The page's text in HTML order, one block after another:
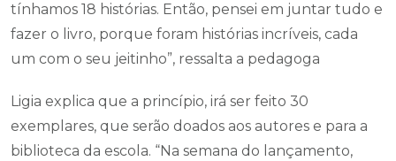
tínhamos 18 histórias. Então, pensei em juntar tudo e
fazer o livro, porque foram histórias incríveis, cada
um com o seu jeitinho”, ressalta a pedagoga
Ligia explica que a princípio, irá ser feito 30
exemplares, que serão doados aos autores e para a
biblioteca da escola. “Na semana do lançamento,